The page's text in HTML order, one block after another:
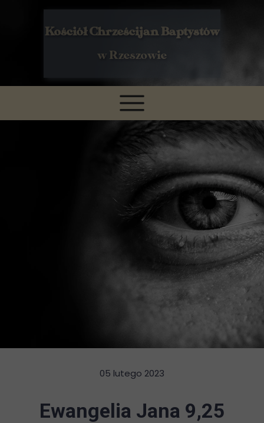
Kościół Chrześcijan Baptystów
w Rzeszowie
05 lutego 2023
Ewangelia Jana 9,25